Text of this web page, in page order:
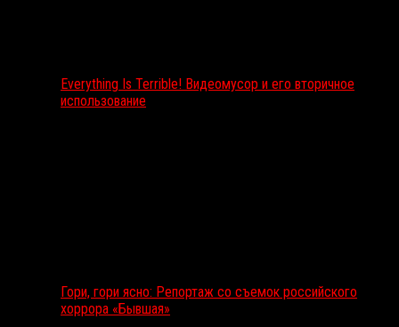
Everything Is Terrible! Видеомусор и его вторичное
использование
Гори, гори ясно: Репортаж со съемок российского
хоррора «Бывшая»